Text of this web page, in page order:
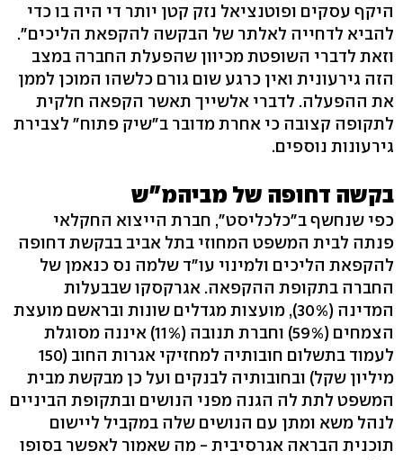
היקף עסקים ופוטנציאל נזק קטן יותר די היה בו כדי
להביא לדחייה לאלתר של הבקשה להקפאת הליכים".
וזאת לדברי השופטת מכיוון שהפעלת החברה במצב
הזה גירעונית ואין כרגע שום גורם כלשהו המוכן לממן
את ההפעלה. לדברי אלשייך תאשר הקפאה חלקית
לתקופה קצובה כי אחרת מדובר ב"שיק פתוח" לצבירת
גירעונות נוספים.
בקשה דחופה של מביהמ"ש
כפי שנחשף ב"כלכליסט", חברת הייצוא החקלאי
פנתה לבית המשפט המחוזי בתל אביב בבקשת דחופה
להקפאת הליכים ולמינוי עו"ד שלמה נס כנאמן של
החברה בתקופת ההקפאה. אגרקסקו שבבעלות
המדינה (30%), מועצות מגדלים שונות ובראשם מועצת
הצמחים (59%) וחברת תנובה (11%) איננה מסוגלת
לעמוד בתשלום חובותיה למחזיקי אגרות החוב (150
מיליון שקל) ובחובותיה לבנקים ועל כן מבקשת מבית
המשפט לתת לה הגנה מפני הנושים ובתקופת הביניים
לנהל משא ומתן עם הנושים שלה במקביל ליישום
תוכנית הבראה אגרסיבית - מה שאמור לאפשר בסופו